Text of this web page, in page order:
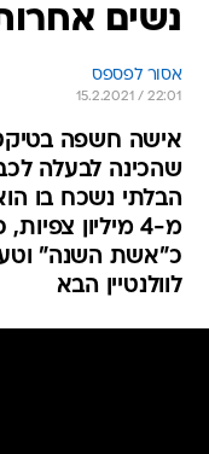
נשים
אסור לפספס
15.2.2021 / 22:01
אישה חשפה
שהכינה לבעלה
הבלתי נשכח בו
מ-4 מיליון
כ"אשת השנה"
לוולנטיין הבא